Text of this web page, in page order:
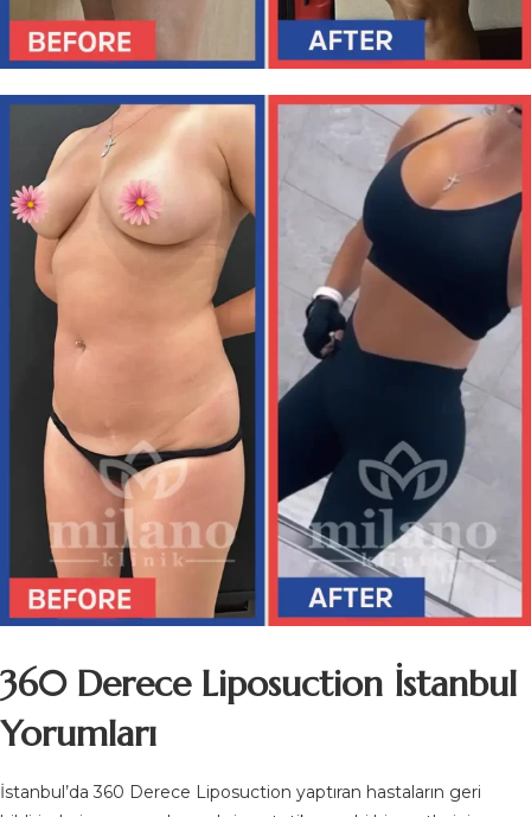
360 Derece Liposuction İstanbul
Yorumları
İstanbul’da 360 Derece Liposuction yaptıran hastaların geri